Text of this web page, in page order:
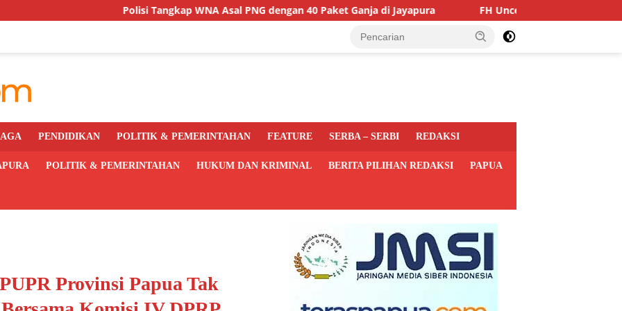
Polisi Tangkap WNA Asal PNG dengan 40 Paket Ganja di Jayapura FH Uncen Gelar Semiloka Kurikulum Berbasis
PENDIDIKAN POLITIK & PEMERINTAHAN FEATURE SERBA – SERBI REDAKSI
POLITIK & PEMERINTAHAN HUKUM DAN KRIMINAL BERITA PILIHAN REDAKSI PAPUA
Provinsi Papua Tak